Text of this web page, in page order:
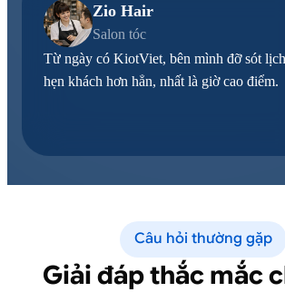
Zio Hair
Salon tóc
Từ ngày có KiotViet, bên mình đỡ sót lịch
hẹn khách hơn hẳn, nhất là giờ cao điểm.
Câu hỏi thường gặp
Giải đáp thắc mắc